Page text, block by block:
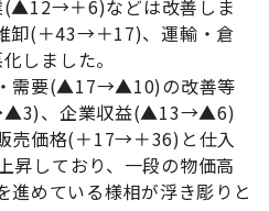
＋6)などは改善しま
卸(＋43→＋17)、運輸・倉
しました。
需要(▲17→▲10)の改善等
、企業収益(▲13→▲6)
売価格(＋17→＋36)と仕入
しており、一段の物価高
進めている様相が浮き彫りと